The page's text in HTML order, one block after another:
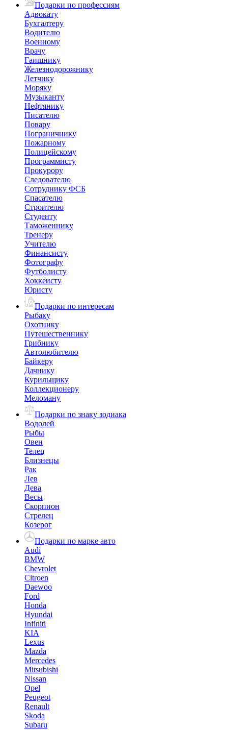
Подарки по профессиям
Адвокату
Бухгалтеру
Водителю
Военному
Врачу
Гаишнику
Железнодорожнику
Летчику
Моряку
Музыканту
Нефтянику
Писателю
Повару
Пограничнику
Пожарному
Полицейскому
Программисту
Прокурору
Следователю
Сотруднику ФСБ
Спасателю
Строителю
Студенту
Таможеннику
Тренеру
Учителю
Финансисту
Фотографу
Футболисту
Хоккеисту
Юристу
Подарки по интересам
Рыбаку
Охотнику
Путешественнику
Грибнику
Автолюбителю
Байкеру
Дачнику
Курильщику
Коллекционеру
Меломану
Подарки по знаку зодиака
Водолей
Рыбы
Овен
Телец
Близнецы
Рак
Лев
Дева
Весы
Скорпион
Стрелец
Козерог
Подарки по марке авто
Audi
BMW
Chevrolet
Citroen
Daewoo
Ford
Honda
Hyundai
Infiniti
KIA
Lexus
Mazda
Mercedes
Mitsubishi
Nissan
Opel
Peugeot
Renault
Skoda
Subaru